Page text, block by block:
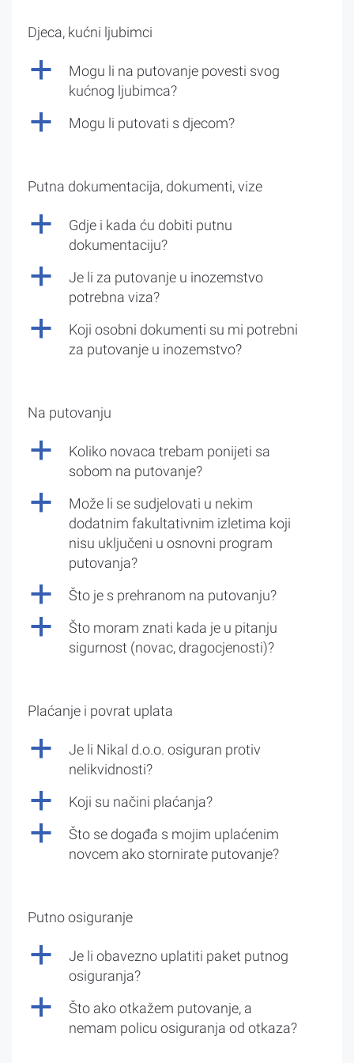
Djeca, kućni ljubimci
a
Mogu li na putovanje povesti svog
kućnog ljubimca?
a Mogu li putovati s djecom?
Putna dokumentacija, dokumenti, vize
a
Gdje i kada ću dobiti putnu
dokumentaciju?
a
Je li za putovanje u inozemstvo
potrebna viza?
a
Koji osobni dokumenti su mi potrebni
za putovanje u inozemstvo?
Na putovanju
a
Koliko novaca trebam ponijeti sa
sobom na putovanje?
a
Može li se sudjelovati u nekim
dodatnim fakultativnim izletima koji
nisu uključeni u osnovni program
putovanja?
a Što je s prehranom na putovanju?
a
Što moram znati kada je u pitanju
sigurnost (novac, dragocjenosti)?
Plaćanje i povrat uplata
a
Je li Nikal d.o.o. osiguran protiv
nelikvidnosti?
a Koji su načini plaćanja?
a
Što se događa s mojim uplaćenim
novcem ako stornirate putovanje?
Putno osiguranje
a
Je li obavezno uplatiti paket putnog
osiguranja?
a
Što ako otkažem putovanje, a
nemam policu osiguranja od otkaza?